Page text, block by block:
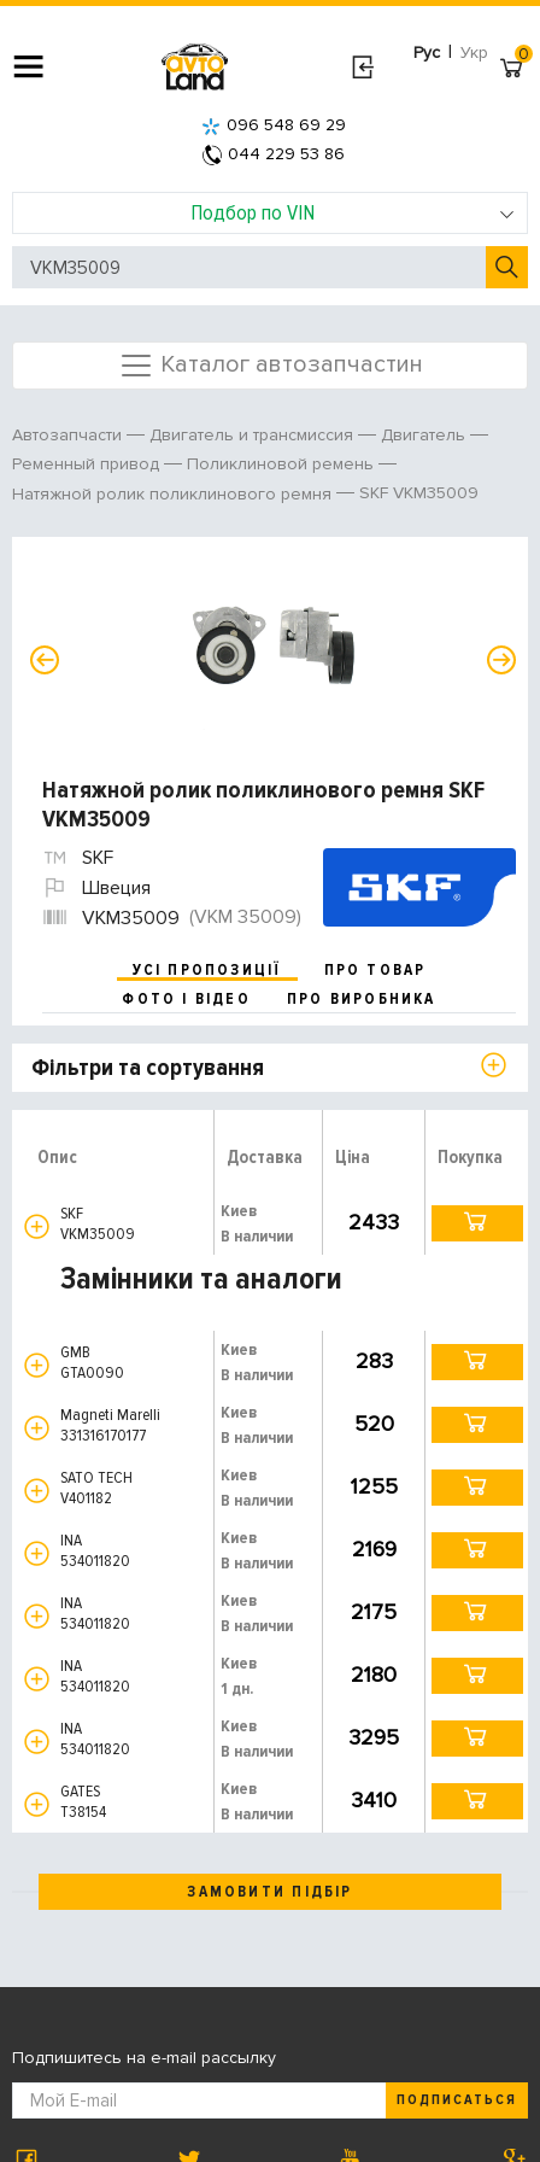
Рус | Укр
Подбор по VIN
096 548 69 29
044 229 53 86
0
Каталог автозапчастин
Автозапчасти Двигатель и трансмиссия
Двигатель
Ременный привод
Поликлиновой ремень
Натяжной ролик поликлинового ремня
SKF VKM35009
Натяжной ролик поликлинового ремня SKF
VKM35009
SKF
Швеция
VKM35009 (VKM 35009)
УСІ ПРОПОЗИЦІЇ
ПРО ТОВАР
ФОТО І ВІДЕО
ПРО ВИРОБНИКА
Фільтри та сортування
Опис Доставка Ціна Покупка
SKF
VKM35009
Киев
В наличии
2433
Замінники та аналоги
GMB
GTA0090
Киев
В наличии
283
Magneti Marelli
331316170177
Киев
В наличии
520
SATO TECH
V401182
Киев
В наличии
1255
INA
534011820
Киев
В наличии
2169
INA
534011820
Киев
В наличии
2175
INA
534011820
Киев
1 дн.
2180
INA
534011820
Киев
В наличии
3295
GATES
T38154
Киев
В наличии
3410
ЗАМОВИТИ ПІДБІР
Подпишитесь на e-mail рассылку
ПОДПИСАТЬСЯ